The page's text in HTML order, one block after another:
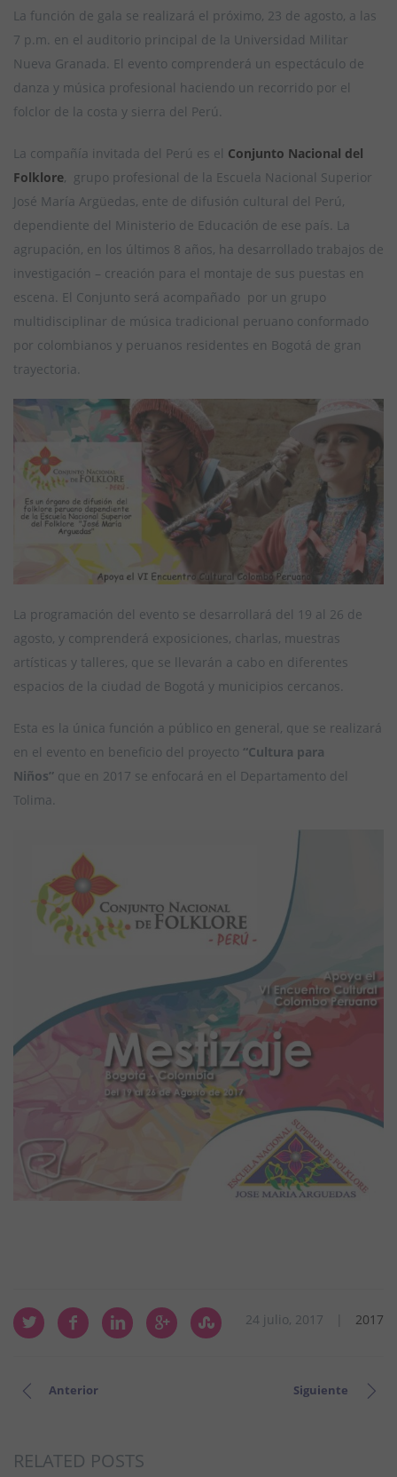
La función de gala se realizará el próximo, 23 de agosto, a las
7 p.m. en el auditorio principal de la Universidad Militar
Nueva Granada. El evento comprenderá un espectáculo de
danza y música profesional haciendo un recorrido por el
folclor de la costa y sierra del Perú.
La compañía invitada del Perú es el Conjunto Nacional del
Folklore, grupo profesional de la Escuela Nacional Superior
José María Argüedas, ente de difusión cultural del Perú,
dependiente del Ministerio de Educación de ese país. La
agrupación, en los últimos 8 años, ha desarrollado trabajos de
investigación – creación para el montaje de sus puestas en
escena. El Conjunto será acompañado por un grupo
multidisciplinar de música tradicional peruano conformado
por colombianos y peruanos residentes en Bogotá de gran
trayectoria.
La programación del evento se desarrollará del 19 al 26 de
agosto, y comprenderá exposiciones, charlas, muestras
artísticas y talleres, que se llevarán a cabo en diferentes
espacios de la ciudad de Bogotá y municipios cercanos.
Esta es la única función a público en general, que se realizará
en el evento en beneficio del proyecto “Cultura para
Niños” que en 2017 se enfocará en el Departamento del
Tolima.
24 julio, 2017 2017
Anterior Siguiente
RELATED POSTS